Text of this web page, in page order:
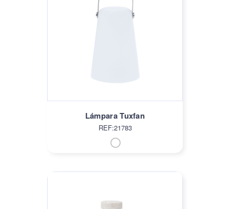
Lámpara Tuxfan
REF:21783